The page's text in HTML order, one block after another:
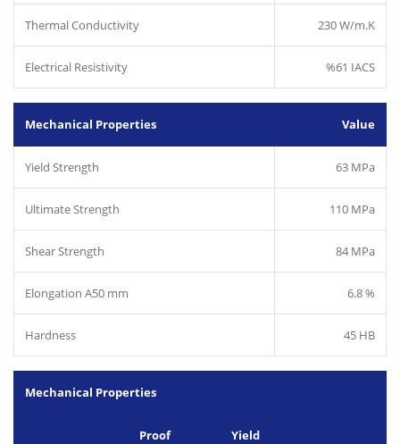
Thermal Conductivity 230 W/m.K
Electrical Resistivity %61 IACS
Mechanical Properties Value
Yield Strength 63 MPa
Ultimate Strength 110 MPa
Shear Strength 84 MPa
Elongation A50 mm 6.8 %
Hardness 45 HB
Mechanical Properties
Proof
Yield